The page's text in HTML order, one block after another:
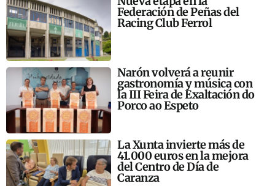
Federación de Peñas del
Racing Club Ferrol
Narón volverá a reunir
gastronomía y música con
la III Feira de Exaltación do
Porco ao Espeto
La Xunta invierte más de
41.000 euros en la mejora
del Centro de Día de
Caranza